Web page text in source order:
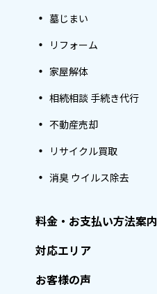
墓じまい
リフォーム
家屋解体
相続相談 手続き代行
不動産売却
リサイクル買取
消臭 ウイルス除去
料金・お支払い方法案内
対応エリア
お客様の声